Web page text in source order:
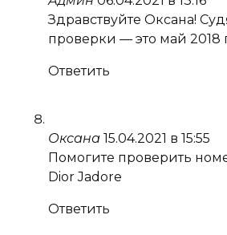
Здравствуйте Оксана!
проверки — это май 2018
Ответить
Оксана 15.04.2021 в 15:55
Помогите проверить
Dior Jadore
Ответить